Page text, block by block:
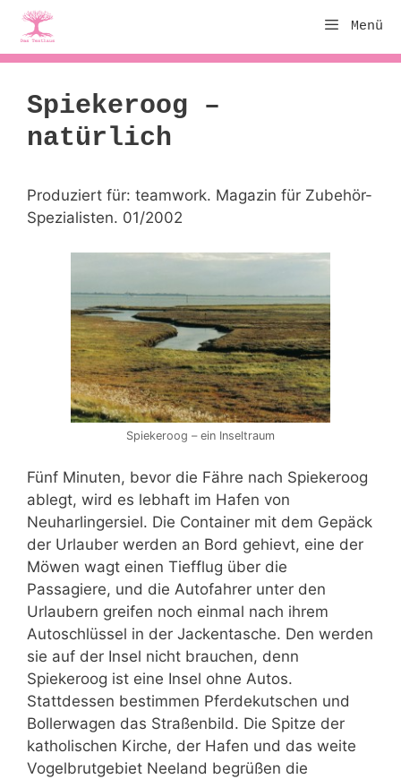
Zum
Inhalt
springen
Menü
Spiekeroog –
natürlich
Produziert für: teamwork. Magazin für Zubehör-
Spezialisten. 01/2002
Spiekeroog – ein Inseltraum
Fünf Minuten, bevor die Fähre nach Spiekeroog
ablegt, wird es lebhaft im Hafen von
Neuharlingersiel. Die Container mit dem Gepäck
der Urlauber werden an Bord gehievt, eine der
Möwen wagt einen Tiefflug über die
Passagiere, und die Autofahrer unter den
Urlaubern greifen noch einmal nach ihrem
Autoschlüssel in der Jackentasche. Den werden
sie auf der Insel nicht brauchen, denn
Spiekeroog ist eine Insel ohne Autos.
Stattdessen bestimmen Pferdekutschen und
Bollerwagen das Straßenbild. Die Spitze der
katholischen Kirche, der Hafen und das weite
Vogelbrutgebiet Neeland begrüßen die